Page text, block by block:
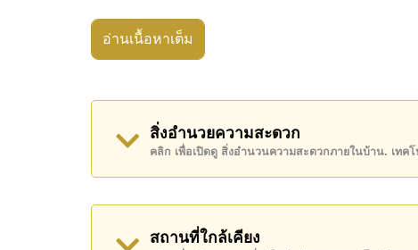
The Richest Valley - Mabprachan Lake มีสิ่งอำน
ชั่วโมง, ทางเข้ามีไม้กั้น
รพ.กรุงเทพจอมเทียน
ค้นพบโอกาสในการทำให้ที่อยู่อาศัยนี้เป็นบ้านในฝันข
อ่านเนื้อหาเต็ม
สิ่งอำนวยความสะดวก
คลิก เพื่อเปิดดู สิ่งอำนวนความสะดวกภายในบ้าน. เทค
สถานที่ใกล้เคียง